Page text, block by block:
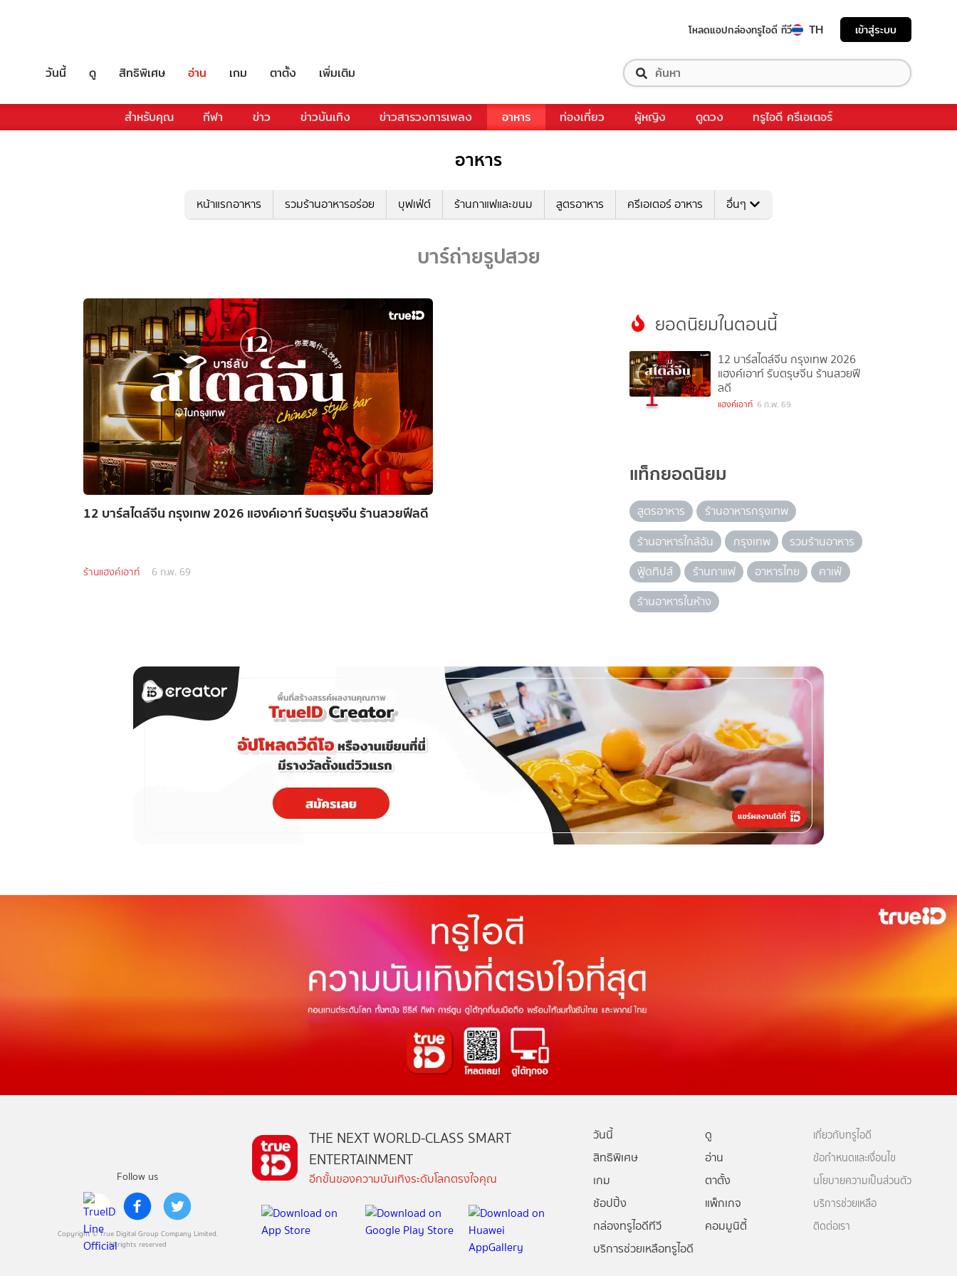
โหลดแอปกล่องทรูไอดี ทีวี TH เข้าสู่ระบบ
วันนี้ ดู สิทธิพิเศษ อ่าน เกม ตาตั้ง เพิ่มเติม
สำหรับคุณ กีฬา ข่าว ข่าวบันเทิง ข่าวสารวงการเพลง อาหาร ท่องเที่ยว ผู้หญิง ดูดวง ทรูไอดี ครีเอเตอร์
อาหาร
หน้าแรกอาหาร รวมร้านอาหารอร่อย บุฟเฟ่ต์ ร้านกาแฟและขนม สูตรอาหาร ครีเอเตอร์ อาหาร อื่นๆ
บาร์ถ่ายรูปสวย
12 บาร์สไตล์จีน กรุงเทพ 2026 แฮงค์เอาท์ รับตรุษจีน ร้านสวยฟีลดี
ร้านแฮงค์เอาท์ 6 ก.พ. 69
ยอดนิยมในตอนนี้
1
12 บาร์สไตล์จีน กรุงเทพ 2026
แฮงค์เอาท์ รับตรุษจีน ร้านสวยฟี
ลดี
แฮงค์เอาท์ 6 ก.พ. 69
แท็กยอดนิยม
สูตรอาหาร
ร้านอาหารกรุงเทพ
ร้านอาหารใกล้ฉัน
กรุงเทพ
รวมร้านอาหาร
ฟู้ดทิปส์
ร้านกาแฟ อาหารไทย
คาเฟ่
ร้านอาหารในห้าง
Follow us
Copyright © True Digital Group Company Limited.
All rights reserved
THE NEXT WORLD-CLASS SMART
ENTERTAINMENT
อีกขั้นของความบันเทิงระดับโลกตรงใจคุณ
วันนี้
ดู
สิทธิพิเศษ
อ่าน
เกม
ตาตั้ง
ช้อปปิ้ง
แพ็กเกจ
กล่องทรูไอดีทีวี
คอมมูนิตี้
บริการช่วยเหลือทรูไอดี
เกี่ยวกับทรูไอดี
ข้อกำหนดและเงื่อนไข
นโยบายความเป็นส่วนตัว
บริการช่วยเหลือ
ติดต่อเรา